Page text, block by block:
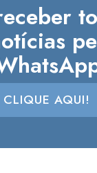
CLIQUE AQUI!